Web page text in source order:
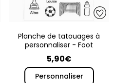
Planche de tatouages à
personnaliser - Foot
5,90€
Personnaliser